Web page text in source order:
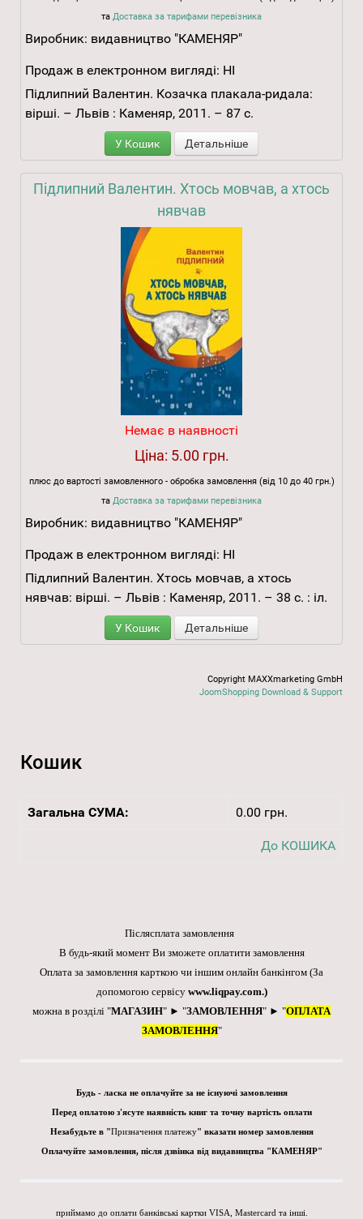
та Доставка за тарифами перевізника
Виробник: видавництво "КАМЕНЯР"
Продаж в електронном вигляді: НІ
Підлипний Валентин. Козачка плакала-ридала:
вірші. – Львів : Каменяр, 2011. – 87 с.
У Кошик Детальніше
Підлипний Валентин. Хтось мовчав, а хтось
нявчав
Немає в наявності
Ціна: 5.00 грн.
плюс до вартості замовленного - обробка замовлення (від 10 до 40 грн.)
та Доставка за тарифами перевізника
Виробник: видавництво "КАМЕНЯР"
Продаж в електронном вигляді: НІ
Підлипний Валентин. Хтось мовчав, а хтось
нявчав: вірші. – Львів : Каменяр, 2011. – 38 с. : іл.
У Кошик Детальніше
Copyright MAXXmarketing GmbH
JoomShopping Download & Support
Кошик
Загальна СУМА: 0.00 грн.
До КОШИКА
Післясплата замовлення
В будь-який момент Ви зможете оплатити замовлення
Оплата за замовлення карткою чи іншим онлайн банкінгом (За
допомогою сервісу www.liqpay.com.)
можна в розділі "МАГАЗИН" ► "ЗАМОВЛЕННЯ" ► "ОПЛАТА
ЗАМОВЛЕННЯ"
Будь - ласка не оплачуйте за не існуючі замовлення
Перед оплатою з'ясуте наявність книг та точну вартість оплати
Незабудьте в "Призначення платежу" вказати номер замовлення
Оплачуйте замовлення, після дзвінка від видавництва "КАМЕНЯР"
приймамо до оплати банківські картки VISA, Mastercard та інші.